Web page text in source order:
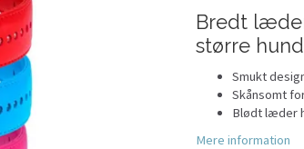
Bredt
større
Smukt
Skånsomt
Blødt læder
Mere information